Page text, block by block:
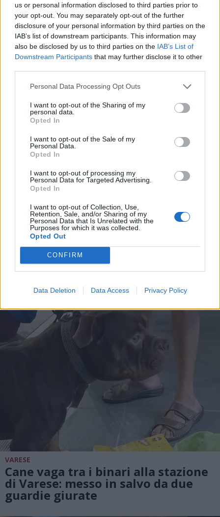
us or personal information disclosed to third parties prior to
your opt-out. You may separately opt-out of the further
disclosure of your personal information by third parties on the
IAB’s list of downstream participants. This information may
also be disclosed by us to third parties on the IAB’s List of
Downstream Participants that may further disclose it to other
Personal Data Processing Opt Outs
I want to opt-out of the Sharing of my
personal data.
Opted In
I want to opt-out of the Sale of my
Personal Data.
Opted In
I want to opt-out of processing my
Personal Data for Targeted Advertising.
Opted In
I want to opt-out of Collection, Use,
Retention, Sale, and/or Sharing of my
Personal Data that Is Unrelated with the
Purposes for which it was collected.
Opted Out
CONFIRM
Data Deletion Data Access Privacy Policy
SOCI ALL TIME
Race to donate, dal trapianto di
midollo osseo alla pista. La storia di
Alessandro Marchetti simbolo di
salvezza
VARESE
Sole fino a sabato pomeriggio, poi
arrivano i temporali: le previsioni
per il weekend
VARESE
Cane vaga tra i binari alla stazione
di Varese: messo in salvo da due
guardie giurate